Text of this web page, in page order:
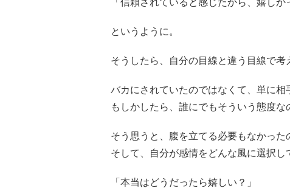
というように。
そうしたら、自分の目線と違う目線で考
バカにされていたのではなくて、単に相
もしかしたら、誰にでもそういう態度な
そう思うと、腹を立てる必要もなかった
そして、自分が感情をどんな風に選択し
「本当はどうだったら嬉しい？」